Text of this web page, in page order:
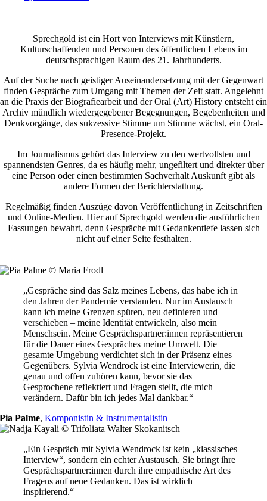
Sprechgold ist ein Hort von Interviews mit Künstlern,
Kulturschaffenden und Personen des öffentlichen Lebens im
deutschsprachigen Raum des 21. Jahrhunderts.
Auf der Suche nach geistiger Auseinandersetzung mit der Gegenwart
finden Gespräche zum Umgang mit Themen der Zeit statt. Angelehnt
an die Praxis der Biografiearbeit und der Oral (Art) History entsteht ein
Archiv mündlich wiedergegebener Begegnungen, Begebenheiten und
Denkvorgänge, das sukzessive Stimme um Stimme wächst, ein Oral-
Presence-Projekt.
Im Journalismus gehört das Interview zu den wertvollsten und
spannendsten Genres, da es häufig mehr, ungefiltert und direkter über
eine Person oder einen bestimmten Sachverhalt Auskunft gibt als
andere Formen der Berichterstattung.
Regelmäßig finden Auszüge davon Veröffentlichung in Zeitschriften
und Online-Medien. Hier auf Sprechgold werden die ausführlichen
Fassungen bewahrt, denn Gespräche mit Gedankentiefe lassen sich
nicht auf einer Seite festhalten.
„Gespräche sind das Salz meines Lebens, das habe ich in
den Jahren der Pandemie verstanden. Nur im Austausch
kann ich meine Grenzen spüren, neu definieren und
verschieben – meine Identität entwickeln, also mein
Menschsein. Meine Gesprächspartner:innen repräsentieren
für die Dauer eines Gespräches meine Umwelt. Die
gesamte Umgebung verdichtet sich in der Präsenz eines
Gegenübers. Sylvia Wendrock ist eine Interviewerin, die
genau und offen zuhören kann, bevor sie das
Gesprochene reflektiert und Fragen stellt, die mich
verändern. Dafür bin ich jedes Mal dankbar.“
Pia Palme,Komponistin & Instrumentalistin
„Ein Gespräch mit Sylvia Wendrock ist kein „klassisches
Interview“, sondern ein echter Austausch. Sie bringt ihre
Gesprächspartner:innen durch ihre empathische Art des
Fragens auf neue Gedanken. Das ist wirklich
inspirierend.“